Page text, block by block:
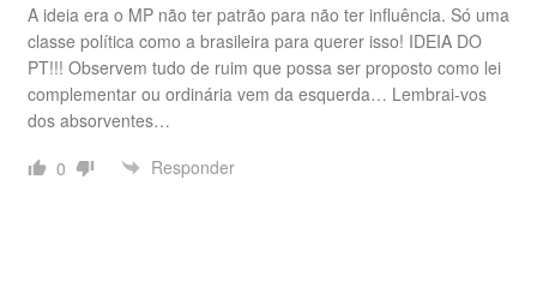
A ideia era o MP não ter patrão para não ter influência. Só uma
classe política como a brasileira para querer isso! IDEIA DO
PT!!! Observem tudo de ruim que possa ser proposto como lei
complementar ou ordinária vem da esquerda… Lembrai-vos
dos absorventes…
0
Responder